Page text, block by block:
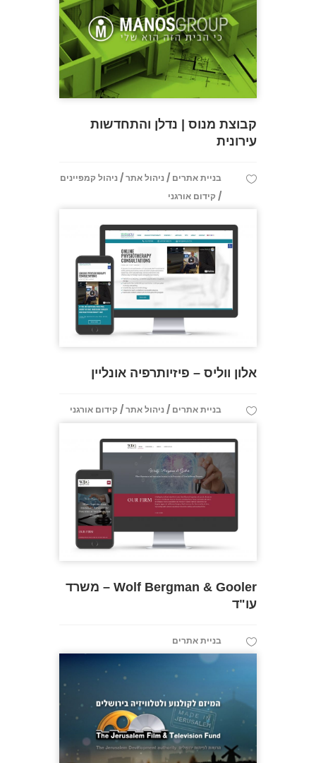
קבוצת מנוס | נדלן והתחדשות
עירונית
בניית אתרים / ניהול אתר / ניהול קמפיינים
/ קידום אורגני
אלון ווליס – פיזיותרפיה אונליין
בניית אתרים / ניהול אתר / קידום אורגני
Wolf Bergman & Gooler – משרד
עו"ד
בניית אתרים